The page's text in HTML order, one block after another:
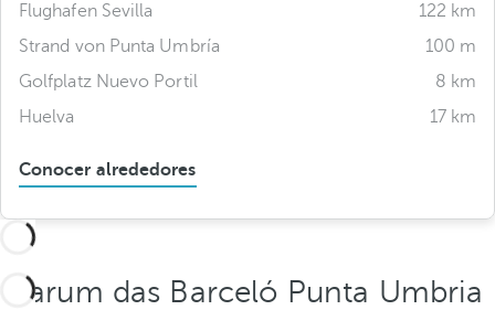
Flughafen Sevilla
122 km
Strand von Punta Umbría
100 m
Golfplatz Nuevo Portil
8 km
Huelva
17 km
Conocer alrededores
Warum das Barceló Punta Umbria